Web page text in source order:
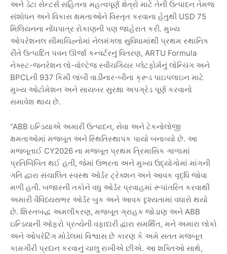
અને ડેટા સેન્ટર્સ સહિતના મહત્વપૂર્ણ ક્ષેત્રો માટે તેની ઉત્પાદન તેમજ
સંશોધન અને વિકાસ ક્ષમતાઓને વિસ્તૃત કરવાના હેતુથી USD 75
મિલિયનના નોંધપાત્ર રોકાણની પણ જાહેરાત કરી. મુખ્ય
ઓપરેશનલ સીમાચિહ્નોમાં નેલમંગલા સુવિધામાંથી પ્રથમ સ્થાનિક
રીતે ઉત્પાદિત પવન ઊર્જા કન્વર્ટરનું વિતરણ, ARTU Formula
નેક્સ્ટ-જનરેશન લો-વોલ્ટેજ સ્વીચગિયર પ્લેટફોર્મનું લોન્ચિંગ અને
BPCLની 937 કિમી લાંબી વાડીનાર-બીના ક્રૂડ પાઇપલાઇન માટે
મુખ્ય ઓટોમેશન અને સાયબર સુરક્ષા અપગ્રેડ પૂર્ણ કરવાનો
સમાવેશ થાય છે.
“ABB ઇન્ડિયાએ અમારી ઉત્પાદન, સેવા અને ટેકનોલોજી
ક્ષમતાઓમાં મજબૂત અને સ્થિતિસ્થાપક પાયો બનાવ્યો છે. આ
મજબૂતાઈ CY2026 ના મજબૂત પ્રથમ ત્રિમાસિક ગાળામાં
પ્રતિબિંબિત થઈ હતી, જેમાં ઉભરતા અને મુખ્ય ઉદ્યોગોમાં માંગની
ગતિ દ્વારા સંચાલિત સ્વસ્થ ઓર્ડર ટ્રેક્શન અને આવક વૃદ્ધિ જોવા
મળી હતી. બજારની તકોને વધુ ઓર્ડર પ્રવાહમાં રૂપાંતરિત કરવાથી
અમારી વૈવિધ્યસભર ઓર્ડર બુક અને આવક દૃશ્યતામાં વધારો થયો
છે. શિસ્તબદ્ધ અમલીકરણ, મજબૂત ગ્રાહક જોડાણ અને ABB
ઇન્ડિયાની ઓફરો પ્રત્યેની વફાદારી દ્વારા સમર્થિત, મને અમારા લોકો
અને ઓપરેટિંગ મોડેલમાં વિશ્વાસ છે કારણ કે અમે સતત મજબૂત
કામગીરી પ્રદાન કરવાનું ચાલુ રાખીએ છીએ. આ શક્તિઓ સાથે,